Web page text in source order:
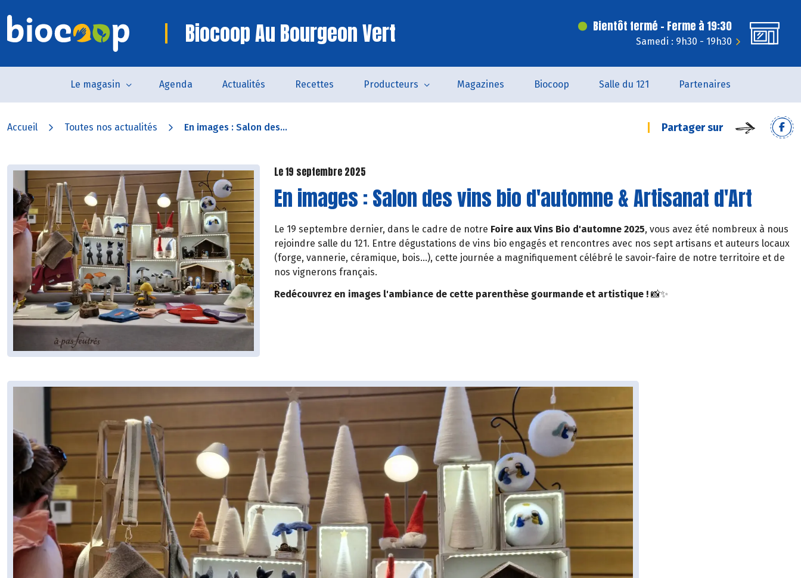
Biocoop Au Bourgeon Vert Bientôt fermé - Ferme à 19:30
Samedi : 9h30 - 19h30
Le magasin Agenda Actualités Recettes Producteurs Magazines Biocoop Salle du 121 Partenaires
Accueil Toutes nos actualités En images : Salon des... Partager sur
Le 19 septembre 2025
En images : Salon des vins bio d'automne & Artisanat d'Art
Le 19 septembre dernier, dans le cadre de notre Foire aux Vins Bio d'automne 2025, vous avez été nombreux à nous
rejoindre salle du 121. Entre dégustations de vins bio engagés et rencontres avec nos sept artisans et auteurs locaux
(forge, vannerie, céramique, bois...), cette journée a magnifiquement célébré le savoir-faire de notre territoire et de
nos vignerons français.
Redécouvrez en images l'ambiance de cette parenthèse gourmande et artistique ! 📸✨